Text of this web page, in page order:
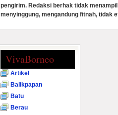
pengirim. Redaksi berhak tidak
menyinggung, mengandung fitnah, tidak
VivaBorneo
Artikel
Balikpapan
Batu
Berau